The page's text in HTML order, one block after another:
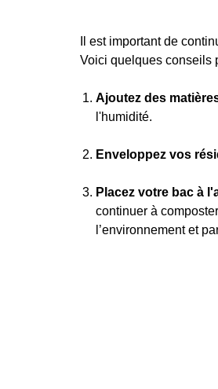
Il est important de
Voici quelques conseils
Ajoutez des
l'humidité.
Enveloppez vos
Placez votre bac à
continuer à
l’environnement et